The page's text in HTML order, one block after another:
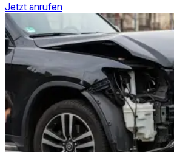
Jetzt anrufen